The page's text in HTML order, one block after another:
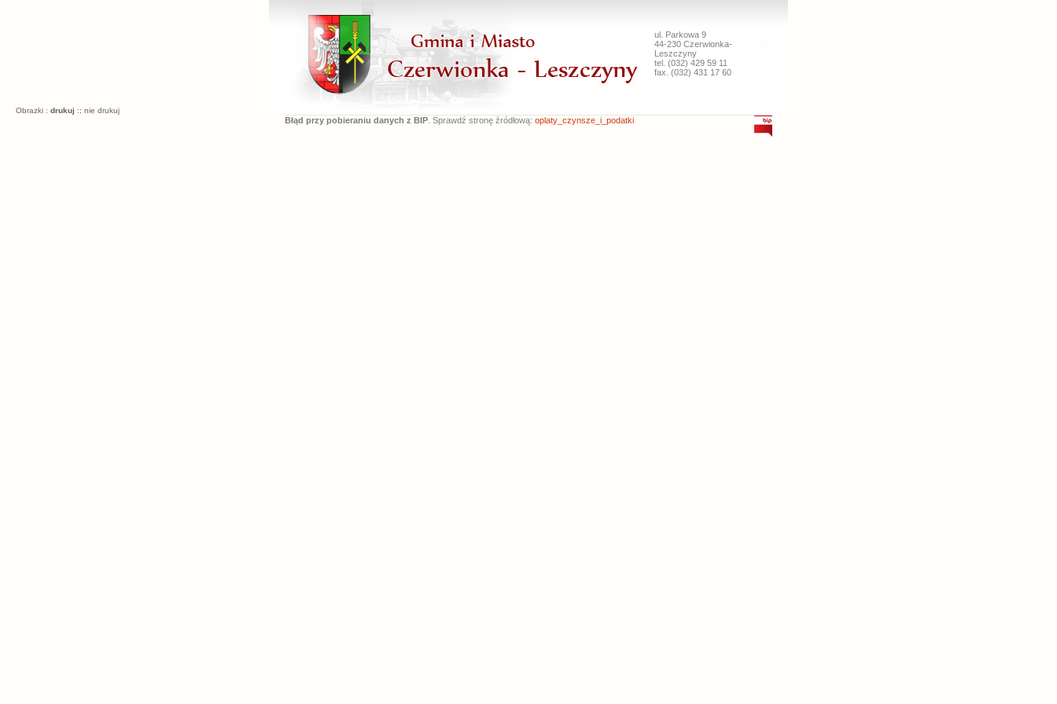
ul. Parkowa 9
44-230 Czerwionka-
Leszczyny
tel. (032) 429 59 11
fax. (032) 431 17 60
Obrazki : drukuj :: nie drukuj
Błąd przy pobieraniu danych z BIP . Sprawdź stronę źródłową: oplaty_czynsze_i_podatki